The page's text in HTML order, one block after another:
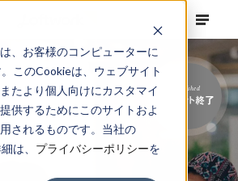
、お客様のコンピューターに
このCookieは、ウェブサイト
たより個人向けにカスタマイ
供するためにこのサイトおよ
されるものです。当社の
は、 プライバシーポリシーを
Finished
イベント終了